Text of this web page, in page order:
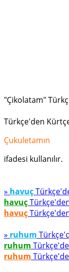
"Çikolatam"
Türkçe'den
Çukuletamın
ifadesi kullanılır.
» havuç
havuç
havuç
» ruhum
ruhum
ruhum